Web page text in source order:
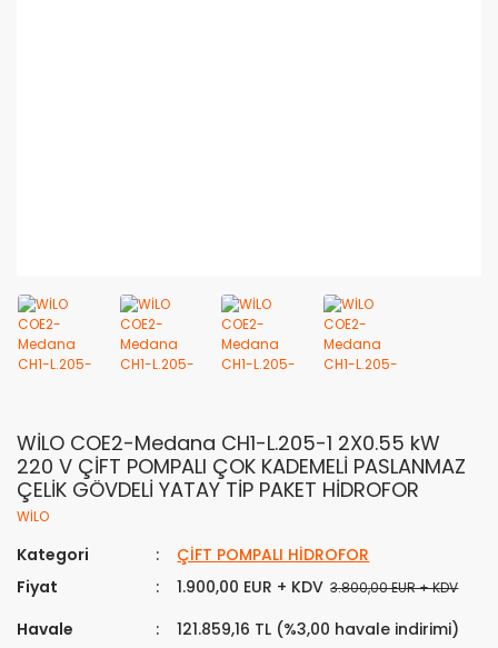
WİLO COE2-Medana CH1-L.205-1 2X0.55 kW
220 V ÇİFT POMPALI ÇOK KADEMELİ PASLANMAZ
ÇELİK GÖVDELİ YATAY TİP PAKET HİDROFOR
WİLO
Kategori
ÇİFT POMPALI HİDROFOR
Fiyat
1.900,00 EUR + KDV 3.800,00 EUR + KDV
Havale 121.859,16 TL (%3,00 havale indirimi)